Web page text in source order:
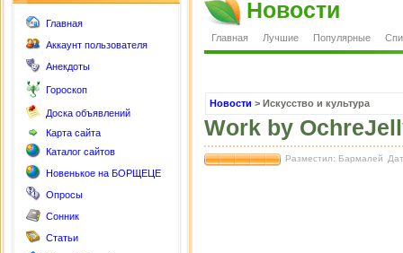
Главная
Аккаунт пользователя
Анекдоты
Гороскоп
Доска объявлений
Карта сайта
Каталог сайтов
Новенькое на БОРЩЕЦЕ
Опросы
Сонник
Статьи
Новости
Главная Лучшие Популярные
Новости > Искусство и культура
Work by
Разместил: Бармалей